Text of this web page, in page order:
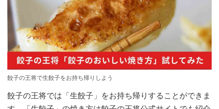
餃子の王将で生餃子をお持ち帰りしよう
餃子の王将では「生餃子」をお持ち帰りすることができま